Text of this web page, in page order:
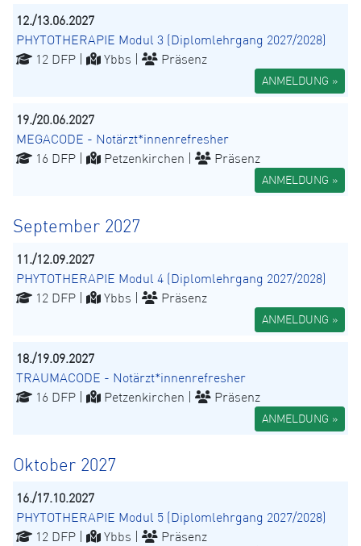
12./13.06.2027
PHYTOTHERAPIE Modul 3 (Diplomlehrgang 2027/2028)
12 DFP |
Ybbs | Präsenz
ANMELDUNG »
19./20.06.2027
MEGACODE - Notärzt*innenrefresher
16 DFP |
Petzenkirchen | Präsenz
ANMELDUNG »
September 2027
11./12.09.2027
PHYTOTHERAPIE Modul 4 (Diplomlehrgang 2027/2028)
12 DFP |
Ybbs | Präsenz
ANMELDUNG »
18./19.09.2027
TRAUMACODE - Notärzt*innenrefresher
16 DFP |
Petzenkirchen | Präsenz
ANMELDUNG »
Oktober 2027
16./17.10.2027
PHYTOTHERAPIE Modul 5 (Diplomlehrgang 2027/2028)
12 DFP |
Ybbs | Präsenz